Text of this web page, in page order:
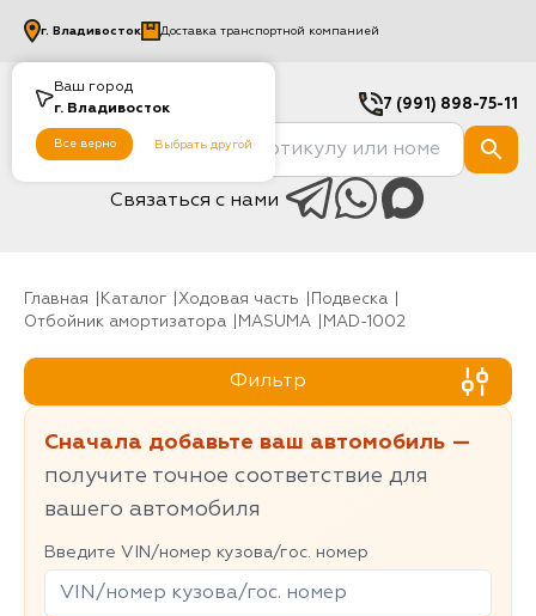
Ваш город
г. Владивосток
Все верно Выбрать другой
г. Владивосток Доставка транспортной компанией
7 (991) 898-75-11
Связаться с нами
Главная Каталог Ходовая часть
Подвеска
Отбойник амортизатора
MASUMA MAD-1002
Фильтр
Сначала добавьте ваш автомобиль —
получите точное соответствие для
вашего автомобиля
Введите VIN/номер кузова/гос. номер